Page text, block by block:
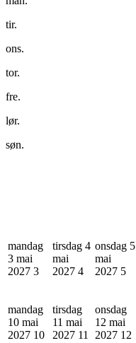
tir.
ons.
tor.
fre.
lør.
søn.
mandag
3 mai
2027 3
tirsdag 4
mai
2027 4
onsdag 5
mai
2027 5
mandag
10 mai
2027 10
tirsdag
11 mai
2027 11
onsdag
12 mai
2027 12